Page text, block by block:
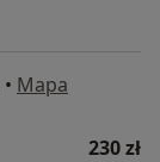
• Mapa
230 zł